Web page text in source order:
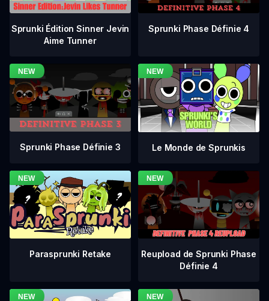
Sprunki Édition Sinner Jevin
Aime Tunner
Sprunki Phase Définie 4
Sprunki Phase Définie 3 Le Monde de Sprunkis
Parasprunki Retake
Reupload de Sprunki Phase
Définie 4